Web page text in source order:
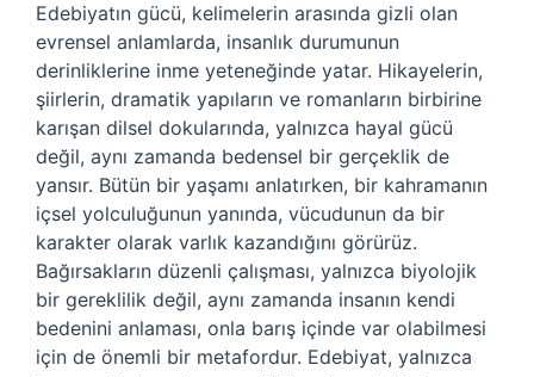
Edebiyatın gücü, kelimelerin arasında gizli olan
evrensel anlamlarda, insanlık durumunun
derinliklerine inme yeteneğinde yatar. Hikayelerin,
şiirlerin, dramatik yapıların ve romanların birbirine
karışan dilsel dokularında, yalnızca hayal gücü
değil, aynı zamanda bedensel bir gerçeklik de
yansır. Bütün bir yaşamı anlatırken, bir kahramanın
içsel yolculuğunun yanında, vücudunun da bir
karakter olarak varlık kazandığını görürüz.
Bağırsakların düzenli çalışması, yalnızca biyolojik
bir gereklilik değil, aynı zamanda insanın kendi
bedenini anlaması, onla barış içinde var olabilmesi
için de önemli bir metafordur. Edebiyat, yalnızca